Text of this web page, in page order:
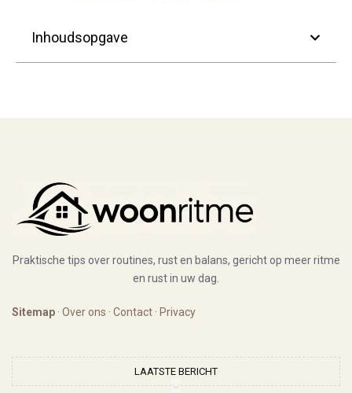
Inhoudsopgave
Praktische tips over routines, rust en balans, gericht op meer ritme
en rust in uw dag.
Sitemap · Over ons · Contact · Privacy
LAATSTE BERICHT